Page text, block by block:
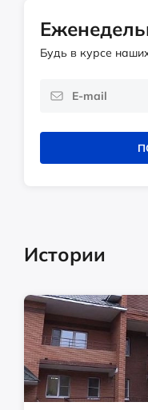
Будь в курсе
Истории